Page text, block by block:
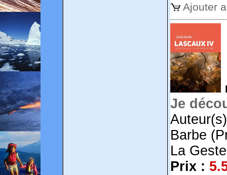
Ajouter
Je
Barbe
La
Prix :